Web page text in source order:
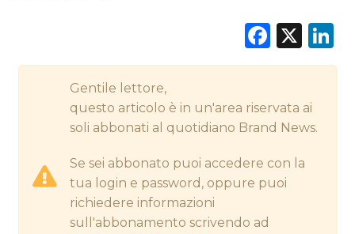
EDITORIA
ESTERNA
RADIO / AUDIO
X
Gentile lettore,
questo articolo è in un'area riservata ai
soli abbonati al quotidiano Brand News.
Se sei abbonato puoi accedere con la
tua login e password, oppure puoi
richiedere informazioni
sull'abbonamento scrivendo ad